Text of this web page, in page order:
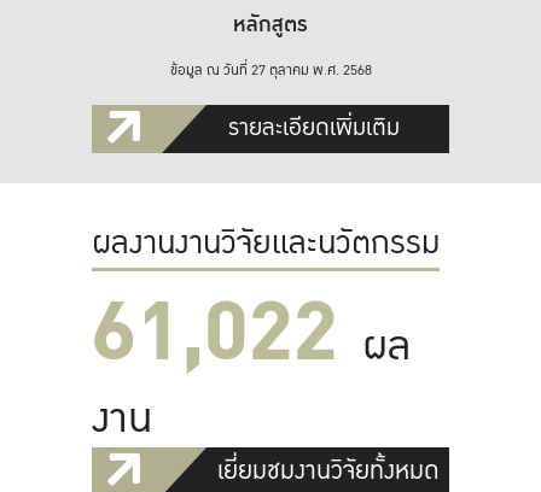
หลักสูตร
ข้อมูล ณ วันที่ 27 ตุลาคม พ.ศ. 2568
รายละเอียดเพิ่มเติม
ผลงานงานวิจัยและนวัตกรรม
61,022 ผล
งาน
เยี่ยมชมงานวิจัยทั้งหมด